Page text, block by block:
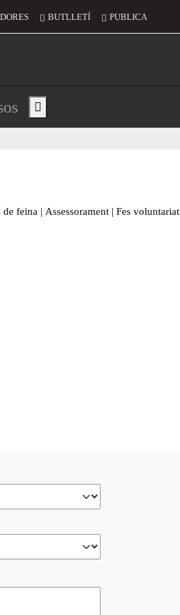
BUTLLETÍ PUBLICA
de l'encapçalament
Show main menu
de feina | Assessorament | Fes voluntariat